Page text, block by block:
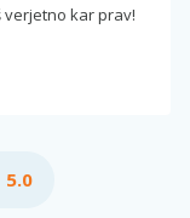
verjetno kar prav!
5.0